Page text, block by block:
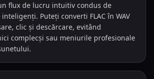
flux de lucru intuitiv condus de
Puteți converti FLAC în WAV
clic și descărcare, evitând
complecși sau meniurile profesionale